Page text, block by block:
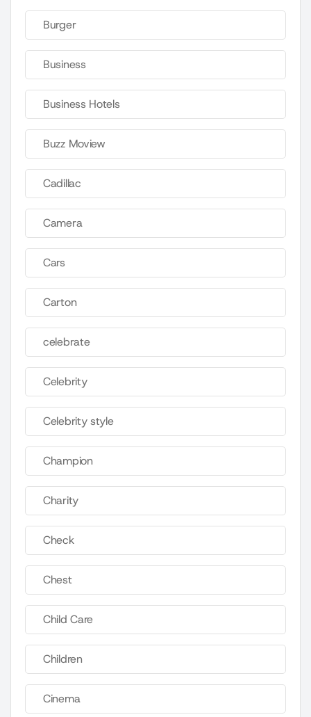
Burger
Business
Business Hotels
Buzz Moview
Cadillac
Camera
Cars
Carton
celebrate
Celebrity
Celebrity style
Champion
Charity
Check
Chest
Child Care
Children
Cinema